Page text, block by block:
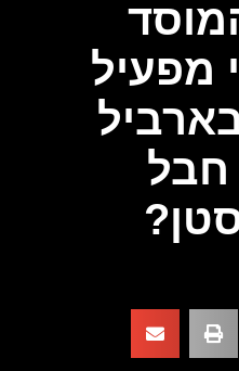
מפעיל
חבל